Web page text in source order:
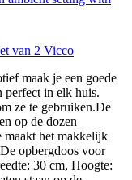
van 2 Vicco
maak je een goede
perfect in elk huis.
ze te gebruiken.De
op de dozen
maakt het makkelijk
opbergdoos voor
30 cm, Hoogte: